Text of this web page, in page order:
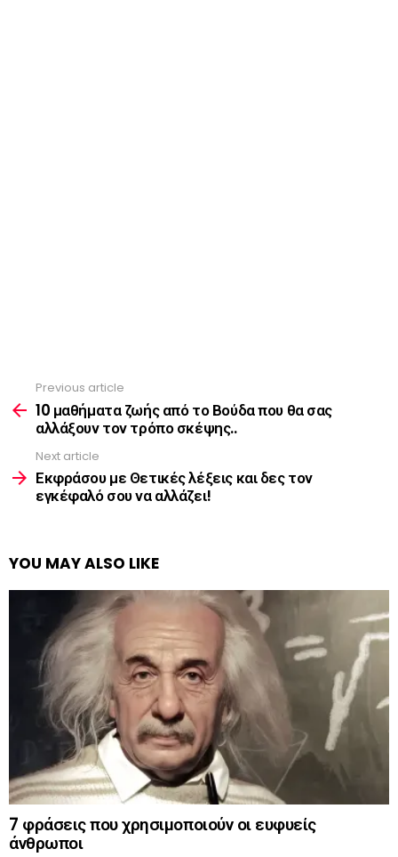
more
Previous article
10 μαθήματα ζωής από το Βούδα που θα σας
αλλάξουν τον τρόπο σκέψης..
Next article
Εκφράσου με Θετικές λέξεις και δες τον
εγκέφαλό σου να αλλάζει!
YOU MAY ALSO LIKE
7 φράσεις που χρησιμοποιούν οι ευφυείς
άνθρωποι